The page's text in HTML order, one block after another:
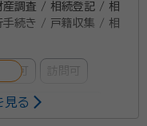
調査 / 相続登記 / 相
続き / 戸籍収集 / 相
談可 訪問可
女性スタッフ対応可
見る